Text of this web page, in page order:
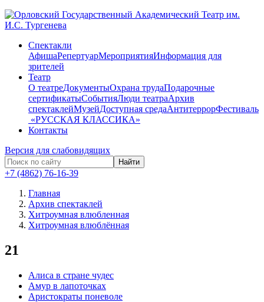
Спектакли
АфишаРепертуарМероприятияИнформация для
зрителей
Театр
О театреДокументыОхрана трудаПодарочные
сертификатыСобытияЛюди театраАрхив
спектаклейМузейДоступная средаАнтитеррорФестиваль
​ «РУССКАЯ КЛАССИКА»
Контакты
Версия для слабовидящих
Найти
+7 (4862) 76-16-39
Главная
Архив спектаклей
Хитроумная влюбленная
Хитроумная влюблённая
21
Алиса в стране чудес
Амур в лапоточках
Аристократы поневоле